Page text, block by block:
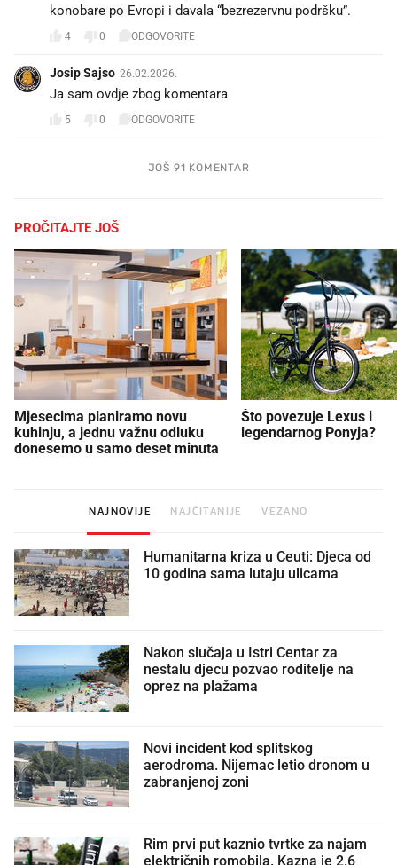
konobare po Evropi i davala “bezrezervnu podršku”.
4 0 ODGOVORITE
Josip Sajso 26.02.2026.
Ja sam ovdje zbog komentara 🍿
5 0 ODGOVORITE
JOŠ 91 KOMENTAR
PROČITAJTE JOŠ
Mjesecima planiramo novu
kuhinju, a jednu važnu odluku
donesemo u samo deset minuta
Što povezuje Lexus i
legendarnog Ponyja?
NAJNOVIJE NAJČITANIJE VEZANO
Humanitarna kriza u Ceuti: Djeca od
10 godina sama lutaju ulicama
Nakon slučaja u Istri Centar za
nestalu djecu pozvao roditelje na
oprez na plažama
Novi incident kod splitskog
aerodroma. Nijemac letio dronom u
zabranjenoj zoni
Rim prvi put kaznio tvrtke za najam
električnih romobila. Kazna je 2.6